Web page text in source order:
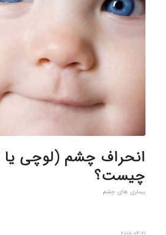
انحراف چشم (لوچی یا
چیست؟
بیماری های چشم